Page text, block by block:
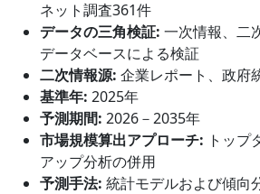
ネット調査361件
データの三角検証: 一次情報、二
データベースによる検証
二次情報源: 企業レポート、政府
基準年: 2025年
予測期間: 2026－2035年
市場規模算出アプローチ: トップ
アップ分析の併用
予測手法: 統計モデルおよび傾向